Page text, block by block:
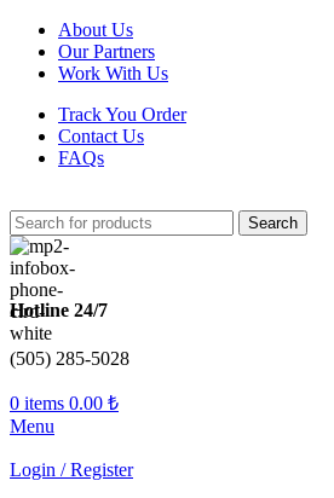
About Us
Our Partners
Work With Us
Track You Order
Contact Us
FAQs
Search
Hotline 24/7
(505) 285-5028
0 items 0.00 ₺
Menu
Login / Register